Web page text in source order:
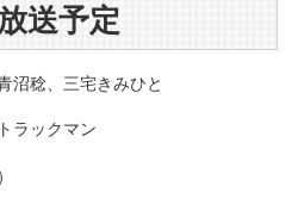
送予定
、三宅きみひと
ックマン